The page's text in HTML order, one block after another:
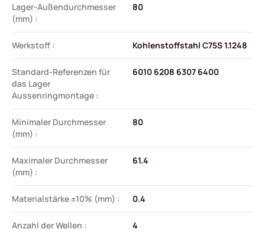
Lager-Außendurchmesser
(mm) :
80
Werkstoff : Kohlenstoffstahl C75S 1.1248
Standard-Referenzen für
das Lager
Aussenringmontage :
6010 6208 6307 6400
Minimaler Durchmesser
(mm) :
80
Maximaler Durchmesser
(mm) :
61.4
Materialstärke ±10% (mm) : 0.4
Anzahl der Wellen : 4